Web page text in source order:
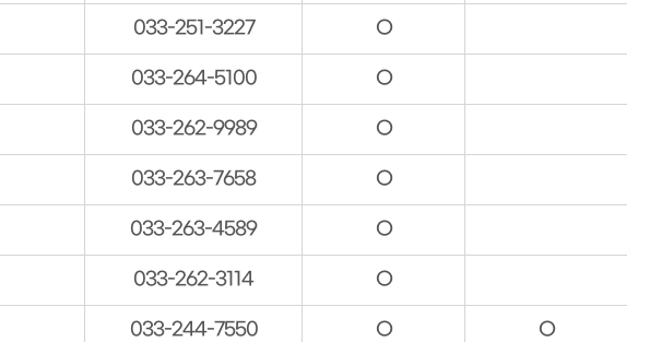
033-251-3227 O
033-264-5100 O
033-262-9989 O
033-263-7658 O
033-263-4589 O
033-262-3114 O
033-244-7550 O O